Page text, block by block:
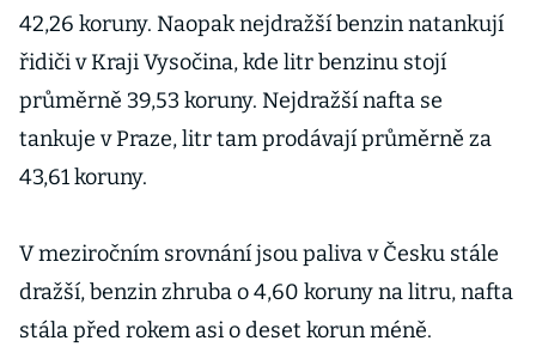
42,26 koruny. Naopak nejdražší benzin natankují
řidiči v Kraji Vysočina, kde litr benzinu stojí
průměrně 39,53 koruny. Nejdražší nafta se
tankuje v Praze, litr tam prodávají průměrně za
43,61 koruny.
V meziročním srovnání jsou paliva v Česku stále
dražší, benzin zhruba o 4,60 koruny na litru, nafta
stála před rokem asi o deset korun méně.